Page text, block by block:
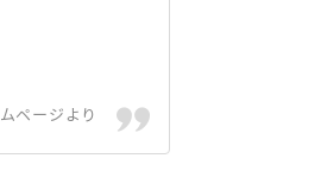
ページより